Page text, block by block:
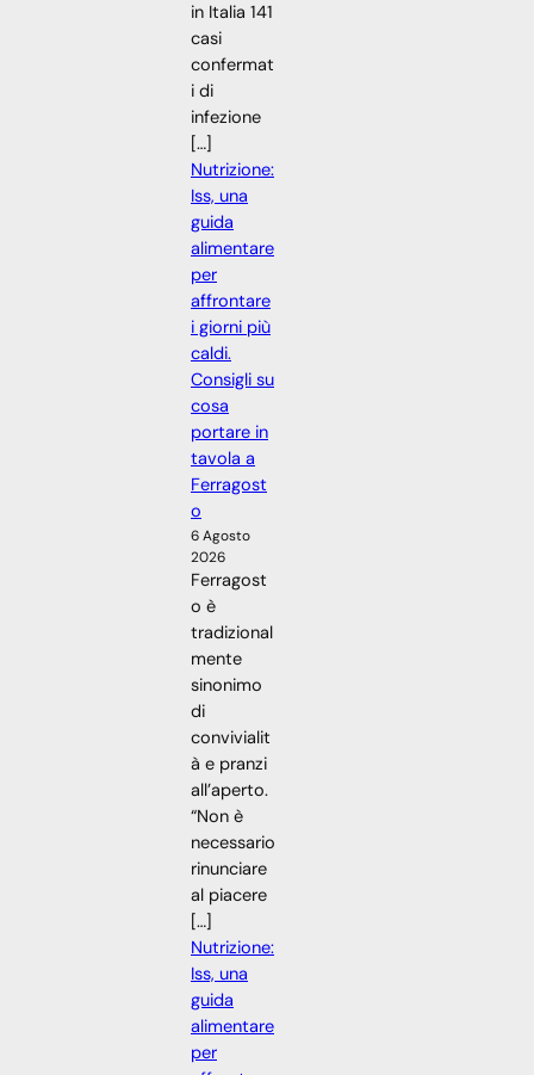
in Italia 141
casi
confermat
i di
infezione
[…]
Nutrizione:
Iss, una
guida
alimentare
per
affrontare
i giorni più
caldi.
Consigli su
cosa
portare in
tavola a
Ferragost
o
6 Agosto
2026
Ferragost
o è
tradizional
mente
sinonimo
di
convivialit
à e pranzi
all’aperto.
“Non è
necessario
rinunciare
al piacere
[…]
Nutrizione:
Iss, una
guida
alimentare
per